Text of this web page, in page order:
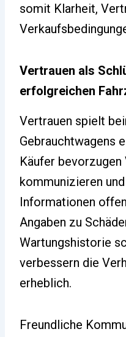
somit Klarheit,
Vertrauen als
erfolgreichen
Vertrauen spielt
Gebrauchtwagens
Käufer
kommunizieren
Informationen
Angaben zu
Wartungshistorie
verbessern die
erheblich.
Freundliche